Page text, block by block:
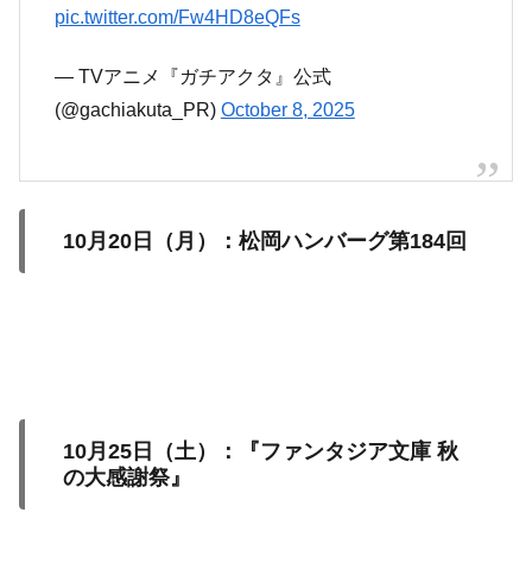
pic.twitter.com/Fw4HD8eQFs
— TVアニメ『ガチアクタ』公式
(@gachiakuta_PR) October 8, 2025
10月20日（月）：松岡ハンバーグ第184回
10月25日（土）：『ファンタジア文庫 秋
の大感謝祭』